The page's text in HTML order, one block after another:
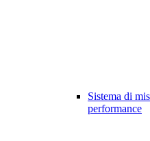
Sistema di
performance